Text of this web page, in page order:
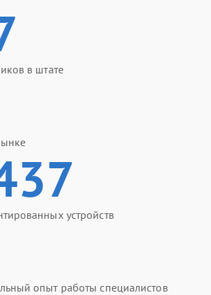
в штате
устройств
опыт работы специалистов